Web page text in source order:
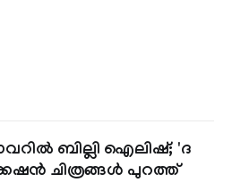
ബില്ലി ഐലിഷ്; 'ദ
ചിത്രങ്ങൾ പുറത്ത്